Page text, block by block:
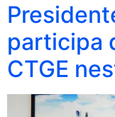
participa
CTGE